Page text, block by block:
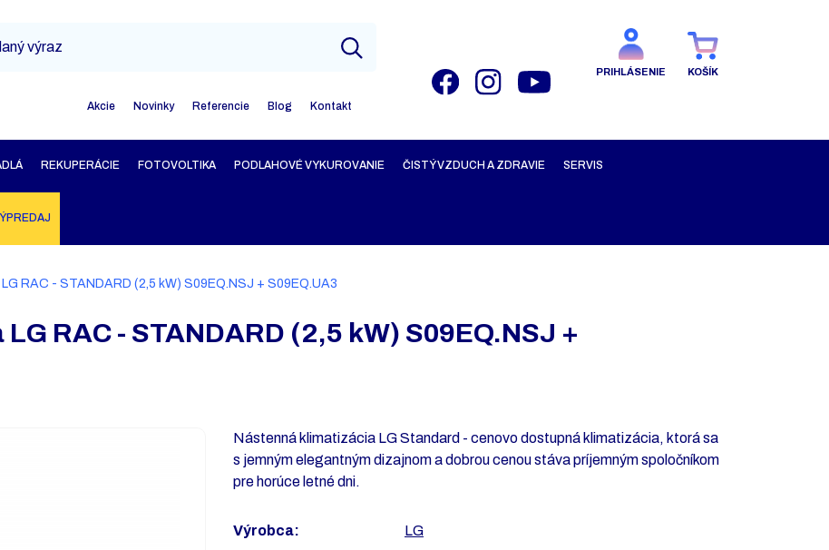
PRIHLÁSENIE KOŠÍK
Akcie Novinky Referencie Blog Kontakt
REKUPERÁCIE FOTOVOLTIKA PODLAHOVÉ VYKUROVANIE ČISTÝ VZDUCH A ZDRAVIE SERVIS
RAC - STANDARD (2,5 kW) S09EQ.NSJ + S09EQ.UA3
RAC - STANDARD (2,5 kW) S09EQ.NSJ +
Nástenná klimatizácia LG Standard - cenovo dostupná klimatizácia, ktorá sa
s jemným elegantným dizajnom a dobrou cenou stáva príjemným spoločníkom
pre horúce letné dni.
Výrobca:
LG